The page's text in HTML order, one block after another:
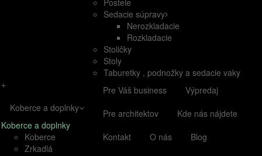
Postele
Sedacie súpravy
Nerozkladacie
Rozkladacie
Stoličky
Stoly
Taburetky , podnožky a sedacie vaky
+
Koberce a doplnky
Koberce a doplnky
Koberce
Zrkadlá
Pre Váš business
Výpredaj
Pre architektov
Kde nás nájdete
Kontakt
O nás Blog